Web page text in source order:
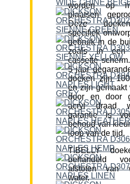
worden op
plaatsen
Deze
specifiek
gebruik in de
zoals in een
cassette
5 jaar
doeken zijn
en zijn gemaakt
door en door
acryl draad
garantie is
behoud van
loop van de tijd.
TIBELLY
behandeld
afstoten van
water.